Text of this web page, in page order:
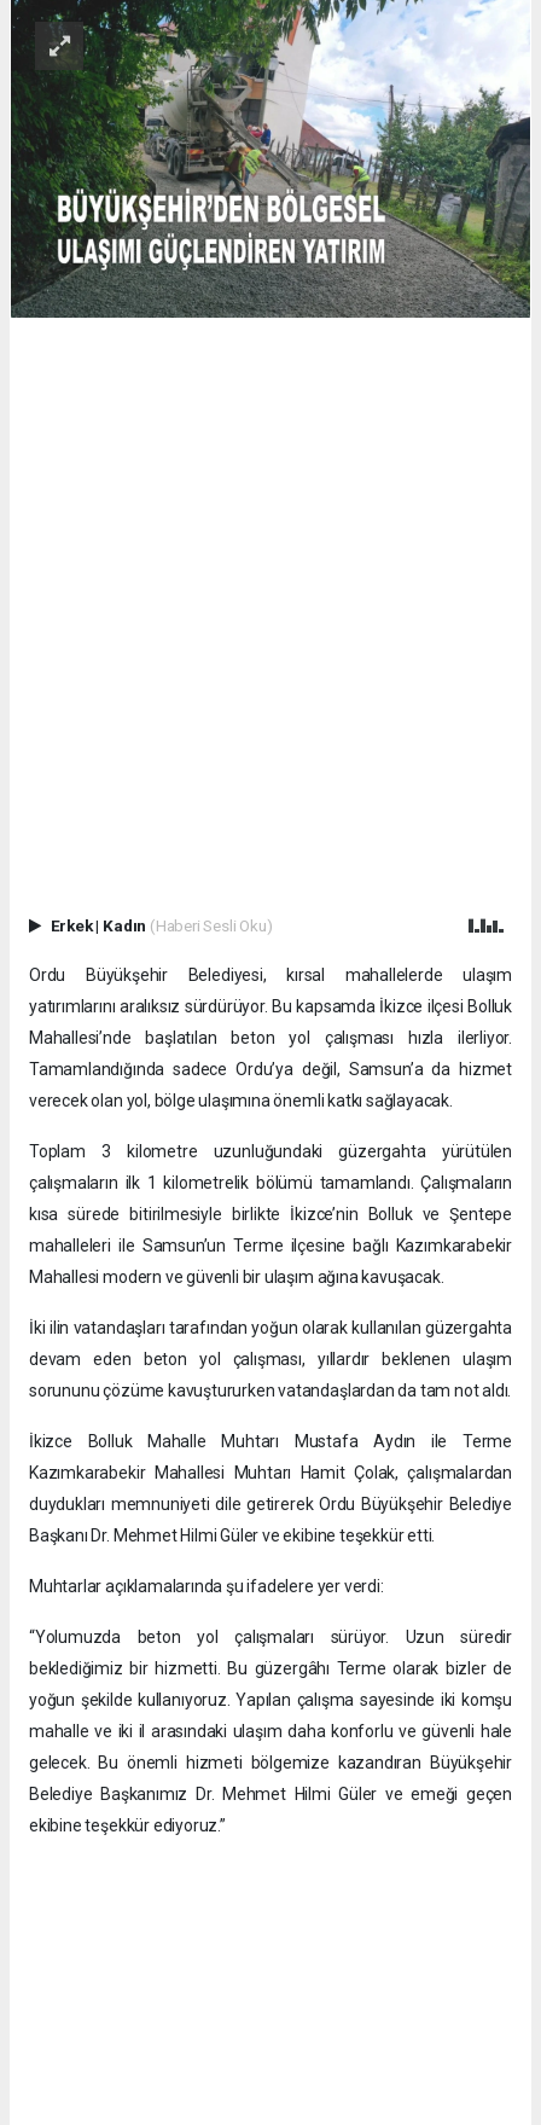
Erkek| Kadın (Haberi Sesli Oku)
Ordu Büyükşehir Belediyesi, kırsal mahallelerde ulaşım
yatırımlarını aralıksız sürdürüyor. Bu kapsamda İkizce ilçesi Bolluk
Mahallesi’nde başlatılan beton yol çalışması hızla ilerliyor.
Tamamlandığında sadece Ordu’ya değil, Samsun’a da hizmet
verecek olan yol, bölge ulaşımına önemli katkı sağlayacak.
Toplam 3 kilometre uzunluğundaki güzergahta yürütülen
çalışmaların ilk 1 kilometrelik bölümü tamamlandı. Çalışmaların
kısa sürede bitirilmesiyle birlikte İkizce’nin Bolluk ve Şentepe
mahalleleri ile Samsun’un Terme ilçesine bağlı Kazımkarabekir
Mahallesi modern ve güvenli bir ulaşım ağına kavuşacak.
İki ilin vatandaşları tarafından yoğun olarak kullanılan güzergahta
devam eden beton yol çalışması, yıllardır beklenen ulaşım
sorununu çözüme kavuştururken vatandaşlardan da tam not aldı.
İkizce Bolluk Mahalle Muhtarı Mustafa Aydın ile Terme
Kazımkarabekir Mahallesi Muhtarı Hamit Çolak, çalışmalardan
duydukları memnuniyeti dile getirerek Ordu Büyükşehir Belediye
Başkanı Dr. Mehmet Hilmi Güler ve ekibine teşekkür etti.
Muhtarlar açıklamalarında şu ifadelere yer verdi:
“Yolumuzda beton yol çalışmaları sürüyor. Uzun süredir
beklediğimiz bir hizmetti. Bu güzergâhı Terme olarak bizler de
yoğun şekilde kullanıyoruz. Yapılan çalışma sayesinde iki komşu
mahalle ve iki il arasındaki ulaşım daha konforlu ve güvenli hale
gelecek. Bu önemli hizmeti bölgemize kazandıran Büyükşehir
Belediye Başkanımız Dr. Mehmet Hilmi Güler ve emeği geçen
ekibine teşekkür ediyoruz.”